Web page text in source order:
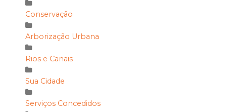
Conservação
Arborização Urbana
Rios e Canais
Sua Cidade
Serviços Concedidos